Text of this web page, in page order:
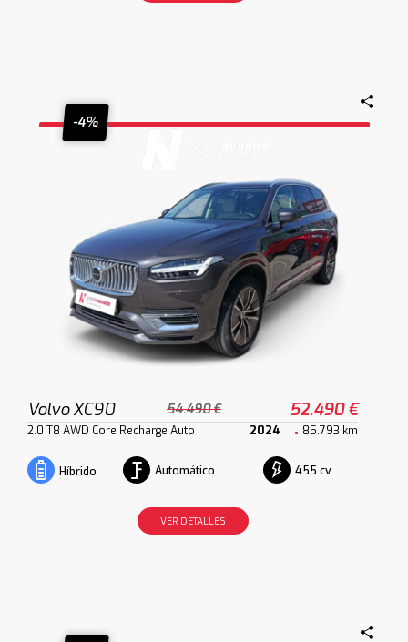
-4%
Volvo XC90 54.490 € 52.490 €
2.0 T8 AWD Core Recharge Auto 2024 85.793 km
Híbrido Automático 455 cv
VER DETALLES